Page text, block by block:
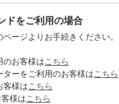
ドをご利用の場合
ージよりお手続きください。
のお客様はこちら
ターをご利用のお客様はこちら
客様はこちら
様はこちら